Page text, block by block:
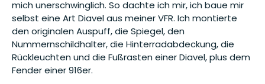
mich unerschwinglich. So dachte ich mir, ich baue mir
selbst eine Art Diavel aus meiner VFR. Ich montierte
den originalen Auspuff, die Spiegel, den
Nummernschildhalter, die Hinterradabdeckung, die
Rückleuchten und die Fußrasten einer Diavel, plus dem
Fender einer 916er.